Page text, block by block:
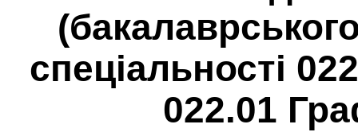
спеціальності
022.01